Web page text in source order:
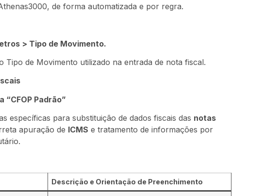
de forma automatizada e por regra.
> Tipo de Movimento.
Tipo de Movimento utilizado na entrada de nota fiscal.
“CFOP Padrão”
específicas para substituição de dados fiscais das notas
apuração de ICMS e tratamento de informações por
Descrição e Orientação de Preenchimento